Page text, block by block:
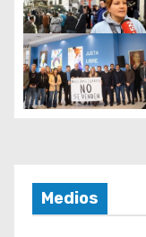
e
e
n
t
d
a Medios